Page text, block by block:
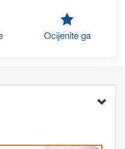
Ocijenite ga